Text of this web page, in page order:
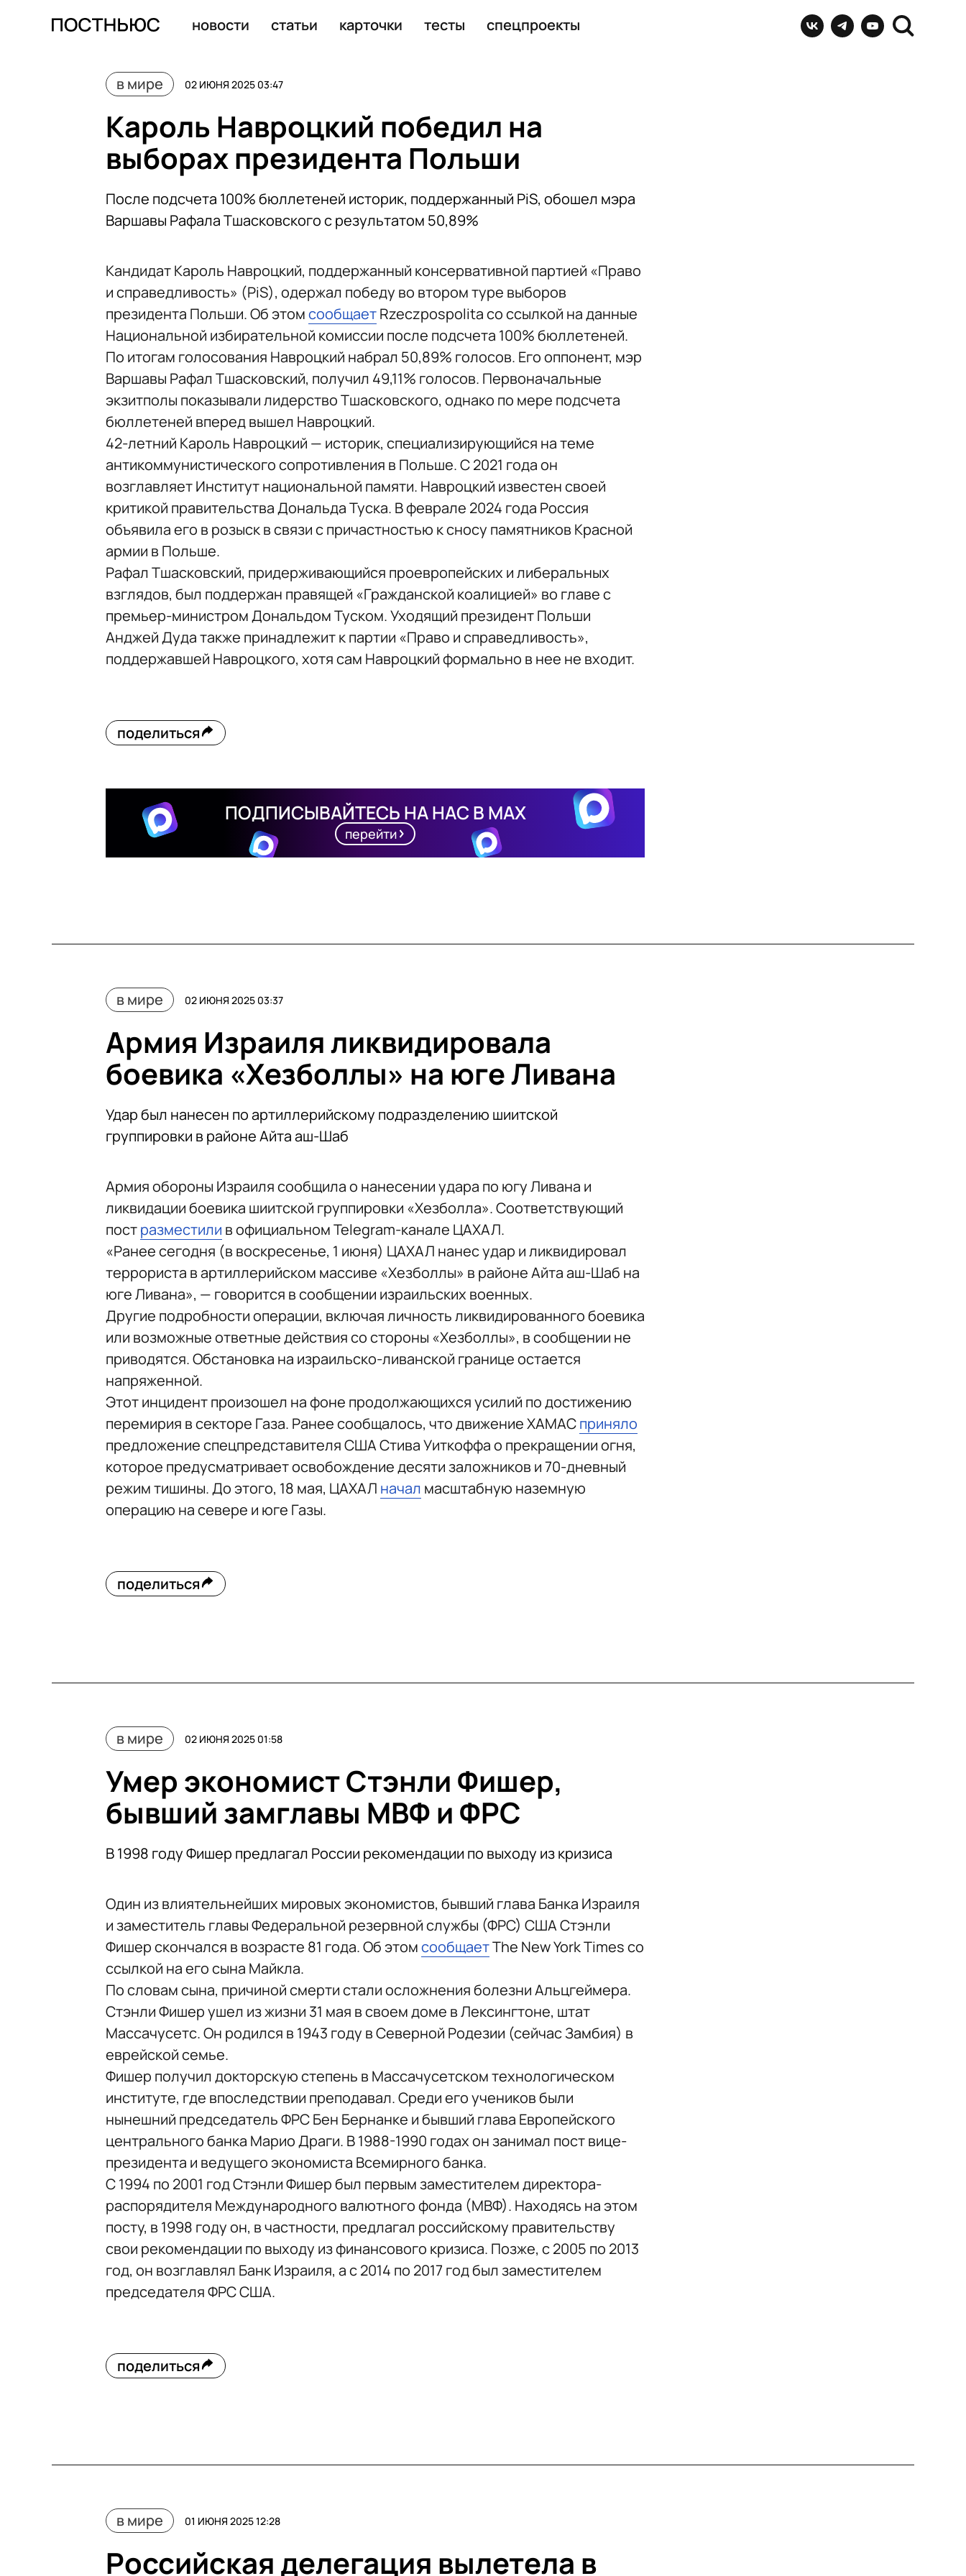
новости статьи карточки тесты спецпроекты
в мире 02 ИЮНЯ 2025 03:47
Кароль Навроцкий победил на
выборах президента Польши
После подсчета 100% бюллетеней историк, поддержанный PiS, обошел мэра
Варшавы Рафала Тшасковского с результатом 50,89%
Кандидат Кароль Навроцкий, поддержанный консервативной партией «Право
и справедливость» (PiS), одержал победу во втором туре выборов
президента Польши. Об этомсообщаетRzeczpospolita со ссылкой на данные
Национальной избирательной комиссии после подсчета 100% бюллетеней.
По итогам голосования Навроцкий набрал 50,89% голосов. Его оппонент, мэр
Варшавы Рафал Тшасковский, получил 49,11% голосов. Первоначальные
экзитполы показывали лидерство Тшасковского, однако по мере подсчета
бюллетеней вперед вышел Навроцкий.
42-летний Кароль Навроцкий — историк, специализирующийся на теме
антикоммунистического сопротивления в Польше. С 2021 года он
возглавляет Институт национальной памяти. Навроцкий известен своей
критикой правительства Дональда Туска. В феврале 2024 года Россия
объявила его в розыск в связи с причастностью к сносу памятников Красной
армии в Польше.
Рафал Тшасковский, придерживающийся проевропейских и либеральных
взглядов, был поддержан правящей «Гражданской коалицией» во главе с
премьер-министром Дональдом Туском. Уходящий президент Польши
Анджей Дуда также принадлежит к партии «Право и справедливость»,
поддержавшей Навроцкого, хотя сам Навроцкий формально в нее не входит.
поделиться
ПОДПИСЫВАЙТЕСЬ НА НАС В MAX
перейти
в мире 02 ИЮНЯ 2025 03:37
Армия Израиля ликвидировала
боевика «Хезболлы» на юге Ливана
Удар был нанесен по артиллерийскому подразделению шиитской
группировки в районе Айта аш-Шаб
Армия обороны Израиля сообщила о нанесении удара по югу Ливана и
ликвидации боевика шиитской группировки «Хезболла». Соответствующий
постразместили в официальном Telegram-канале ЦАХАЛ.
«Ранее сегодня (в воскресенье, 1 июня) ЦАХАЛ нанес удар и ликвидировал
террориста в артиллерийском массиве «Хезболлы» в районе Айта аш-Шаб на
юге Ливана», — говорится в сообщении израильских военных.
Другие подробности операции, включая личность ликвидированного боевика
или возможные ответные действия со стороны «Хезболлы», в сообщении не
приводятся. Обстановка на израильско-ливанской границе остается
напряженной.
Этот инцидент произошел на фоне продолжающихся усилий по достижению
перемирия в секторе Газа. Ранее сообщалось, что движение ХАМАСприняло
предложение спецпредставителя США Стива Уиткоффа о прекращении огня,
которое предусматривает освобождение десяти заложников и 70-дневный
режим тишины. До этого, 18 мая, ЦАХАЛ начал масштабную наземную
операцию на севере и юге Газы.
поделиться
в мире 02 ИЮНЯ 2025 01:58
Умер экономист Стэнли Фишер,
бывший замглавы МВФ и ФРС
В 1998 году Фишер предлагал России рекомендации по выходу из кризиса
Один из влиятельнейших мировых экономистов, бывший глава Банка Израиля
и заместитель главы Федеральной резервной службы (ФРС) США Стэнли
Фишер скончался в возрасте 81 года. Об этомсообщаетThe New York Times со
ссылкой на его сына Майкла.
По словам сына, причиной смерти стали осложнения болезни Альцгеймера.
Стэнли Фишер ушел из жизни 31 мая в своем доме в Лексингтоне, штат
Массачусетс. Он родился в 1943 году в Северной Родезии (сейчас Замбия) в
еврейской семье.
Фишер получил докторскую степень в Массачусетском технологическом
институте, где впоследствии преподавал. Среди его учеников были
нынешний председатель ФРС Бен Бернанке и бывший глава Европейского
центрального банка Марио Драги. В 1988-1990 годах он занимал пост вице-
президента и ведущего экономиста Всемирного банка.
С 1994 по 2001 год Стэнли Фишер был первым заместителем директора-
распорядителя Международного валютного фонда (МВФ). Находясь на этом
посту, в 1998 году он, в частности, предлагал российскому правительству
свои рекомендации по выходу из финансового кризиса. Позже, с 2005 по 2013
год, он возглавлял Банк Израиля, а с 2014 по 2017 год был заместителем
председателя ФРС США.
поделиться
в мире 01 ИЮНЯ 2025 12:28
Российская делегация вылетела в